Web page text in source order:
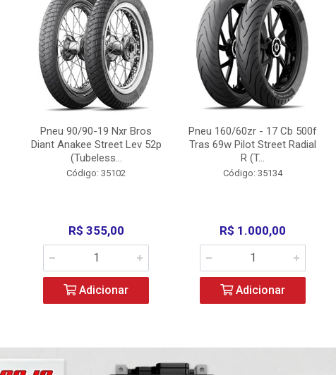
Pneu 90/90-19 Nxr Bros
Diant Anakee Street Lev 52p
(Tubeless...
Código: 35102
R$ 355,00
Adicionar
Pneu 160/60zr - 17 Cb 500f
Tras 69w Pilot Street Radial
R (T...
Código: 35134
R$ 1.000,00
Adicionar